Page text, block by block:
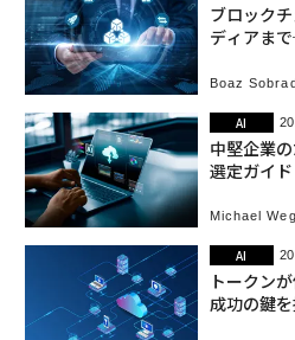
ブロック
ディアま
Boaz
AI
中堅企業
選定ガイド
Michael
AI
トークン
成功の鍵